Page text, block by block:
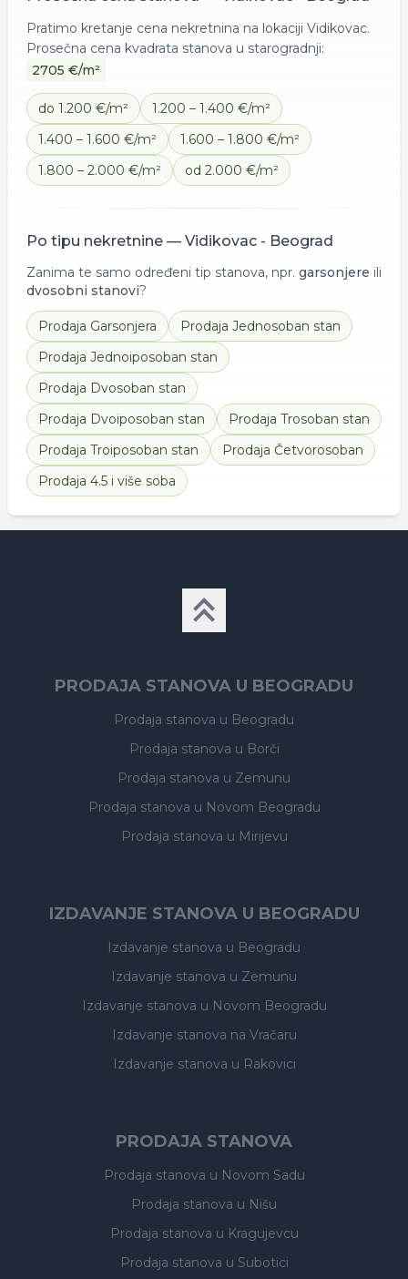
Pratimo kretanje cena nekretnina na lokaciji Vidikovac.
Prosečna cena kvadrata stanova u starogradnji:
2705 €/m²
do 1.200 €/m²
1.200 – 1.400 €/m²
1.400 – 1.600 €/m²
1.600 – 1.800 €/m²
1.800 – 2.000 €/m²
od 2.000 €/m²
Po tipu nekretnine — Vidikovac - Beograd
Zanima te samo određeni tip stanova, npr. garsonjere ili
dvosobni stanovi?
Prodaja Garsonjera Prodaja Jednosoban stan
Prodaja Jednoiposoban stan
Prodaja Dvosoban stan
Prodaja Dvoiposoban stan Prodaja Trosoban stan
Prodaja Troiposoban stan Prodaja Četvorosoban
Prodaja 4.5 i više soba
PRODAJA STANOVA U BEOGRADU
Prodaja stanova u Beogradu
Prodaja stanova u Borči
Prodaja stanova u Zemunu
Prodaja stanova u Novom Beogradu
Prodaja stanova u Mirijevu
IZDAVANJE STANOVA U BEOGRADU
Izdavanje stanova u Beogradu
Izdavanje stanova u Zemunu
Izdavanje stanova u Novom Beogradu
Izdavanje stanova na Vračaru
Izdavanje stanova u Rakovici
PRODAJA STANOVA
Prodaja stanova u Novom Sadu
Prodaja stanova u Nišu
Prodaja stanova u Kragujevcu
Prodaja stanova u Subotici